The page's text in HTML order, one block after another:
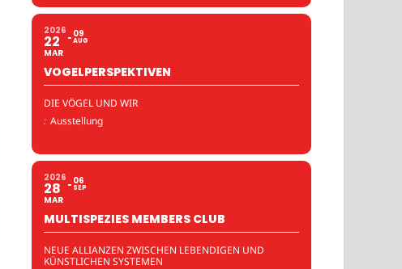
2026
22
MAR
09
AUG
VOGELPERSPEKTIVEN
DIE VÖGEL UND WIR
: Ausstellung
2026
28
MAR
06
SEP
MULTISPEZIES MEMBERS CLUB
NEUE ALLIANZEN ZWISCHEN LEBENDIGEN UND
KÜNSTLICHEN SYSTEMEN